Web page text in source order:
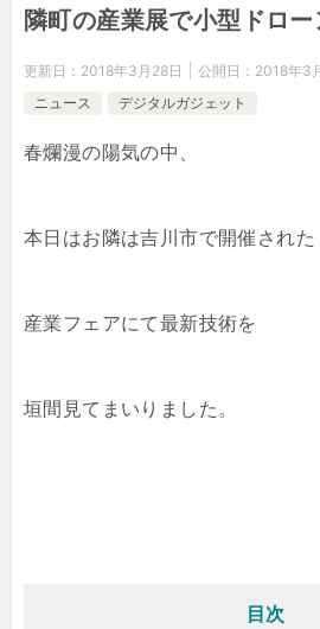
隣町の産業展で小型ドロ
更新日： 2018年3月28日 公開日： 2018年3
ニュース
デジタルガジェット
春爛漫の陽気の中、
本日はお隣は吉川市で開催された
産業フェアにて最新技術を
垣間見てまいりました。
目次